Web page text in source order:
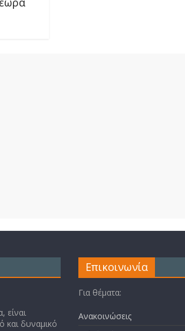
είναι
και δυναμικό
Επικοινωνία
Για θέματα:
Ανακοινώσεις